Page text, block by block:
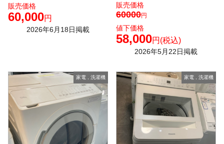
販売価格
60,000円
2026年6月18日掲載
販売価格
60000円
値下価格
58,000円 (税込)
2026年5月22日掲載
家電, 洗濯機 家電 洗濯機